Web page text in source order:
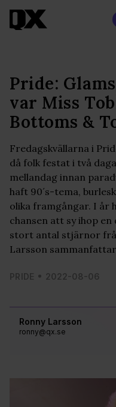
Ronny Larsson
ronny@qx.se
Pride:
var Miss
Bottoms &
Fredagskvällarna i
då folk festat i två
mellandag innan
haft 90´s-tema,
olika framgångar. I år
chansen att sy ihop
stort antal stjärnor
Larsson
PRIDE 2022-08-06